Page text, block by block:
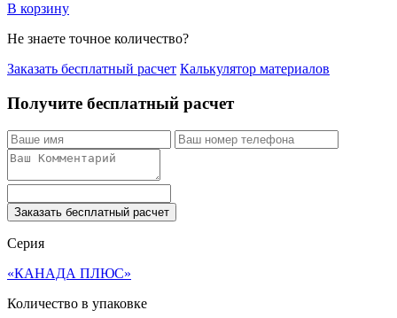
В корзину
Не знаете точное количество?
Заказать бесплатный расчет Калькулятор материалов
Получите бесплатный расчет
Заказать бесплатный расчет
Серия
«КАНАДА ПЛЮС»
Количество в упаковке